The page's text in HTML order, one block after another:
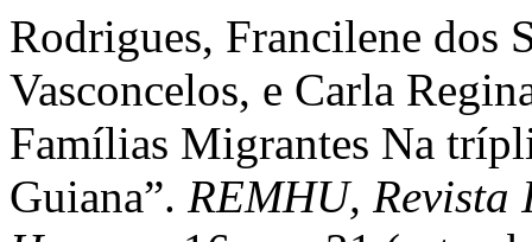
Rodrigues, Francilene dos
Vasconcelos, e Carla
Famílias Migrantes Na
Guiana”. REMHU,